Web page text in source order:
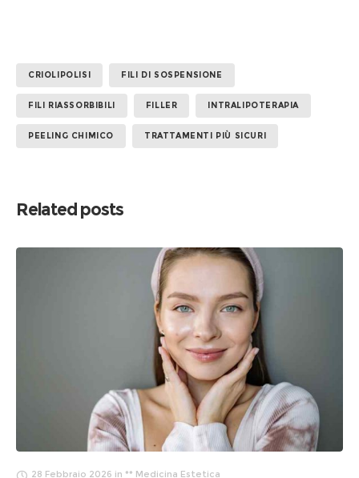
CRIOLIPOLISI FILI DI SOSPENSIONE
FILI RIASSORBIBILI FILLER INTRALIPOTERAPIA
PEELING CHIMICO TRATTAMENTI PIÙ SICURI
Related posts
28 Febbraio 2026 in ** Medicina Estetica